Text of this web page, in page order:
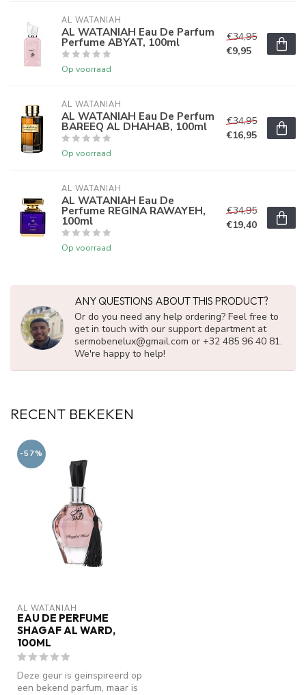
AL WATANIAH
AL WATANIAH Eau De Parfum
Perfume ABYAT, 100ml
Op voorraad
€34,95
€9,95
AL WATANIAH
AL WATANIAH Eau De Perfum
BAREEQ AL DHAHAB, 100ml
Op voorraad
€34,95
€16,95
AL WATANIAH
AL WATANIAH Eau De
Perfume REGINA RAWAYEH,
100ml
Op voorraad
€34,95
€19,40
ANY QUESTIONS ABOUT THIS PRODUCT?
Or do you need any help ordering? Feel free to
get in touch with our support department at
sermobenelux@gmail.com or +32 485 96 40 81.
We're happy to help!
RECENT BEKEKEN
-57%
AL WATANIAH
EAU DE PERFUME
SHAGAF AL WARD,
100ML
Deze geur is geinspireerd op
een bekend parfum, maar is